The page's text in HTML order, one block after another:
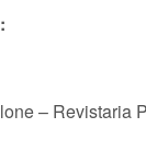
– Revistaria